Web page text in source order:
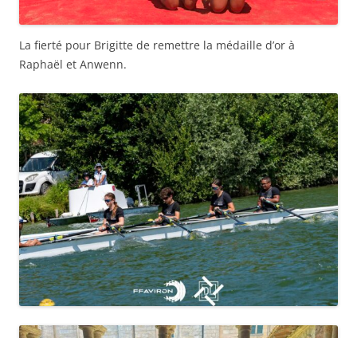
La fierté pour Brigitte de remettre la médaille d’or à
Raphaël et Anwenn.